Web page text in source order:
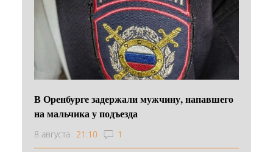
В Оренбурге задержали мужчину, напавшего
на мальчика у подъезда
8 августа 21:10 1